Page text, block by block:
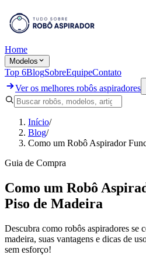
Home
Modelos
Top 6BlogSobreEquipeContato
Ver os melhores robôs aspiradores
Início/
Blog/
Como um Robô Aspirador
Guia de Compra
Como um Robô
Piso de Madeira
Descubra como robôs aspiradores se
madeira, suas vantagens e dicas de
sem esforço!